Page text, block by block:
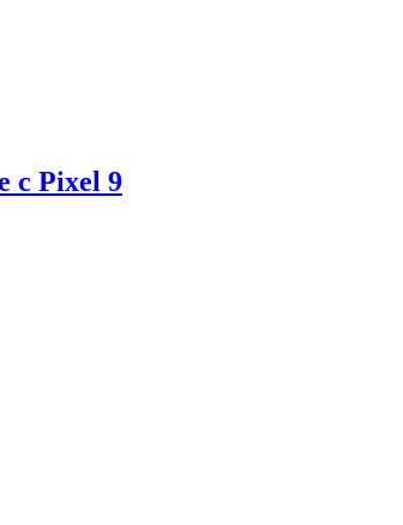
с Pixel 9